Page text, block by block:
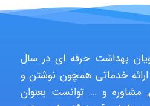
Minoo1375
بهداشت حرفه ای در سال
با ارائه خدماتی همچون نوشتن و
و … توانست بعنوان